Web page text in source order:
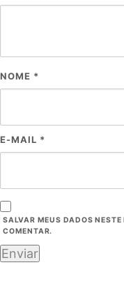
NOME *
E-MAIL *
SALVAR MEUS DADOS
COMENTAR.